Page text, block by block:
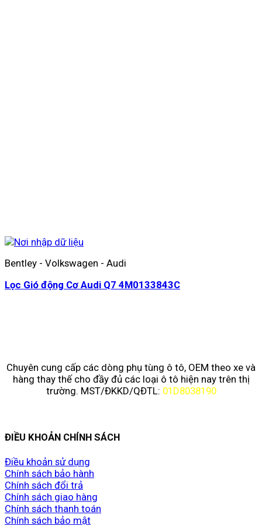
Bentley - Volkswagen - Audi
Lọc Gió động Cơ Audi Q7 4M0133843C
Chuyên cung cấp các dòng phụ tùng ô tô, OEM theo xe và
hàng thay thế cho đầy đủ các loại ô tô hiện nay trên thị
trường. MST/ĐKKD/QĐTL: 01D8038190
ĐIỀU KHOẢN CHÍNH SÁCH
Điều khoản sử dụng
Chính sách bảo hành
Chính sách đổi trả
Chính sách giao hàng
Chính sách thanh toán
Chính sách bảo mật